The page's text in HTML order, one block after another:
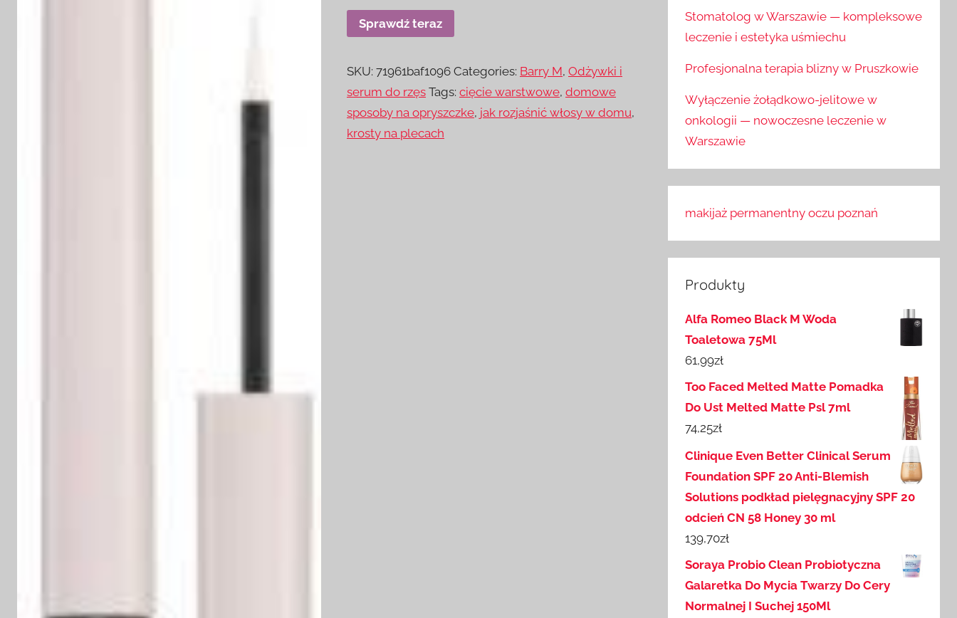
Sprawdź teraz
SKU:71961baf1096 Categories: Barry M,Odżywki i
serum do rzęs Tags:cięcie warstwowe,domowe
sposoby na opryszczke, jak rozjaśnić włosy w domu,
krosty na plecach
Stomatolog w Warszawie — kompleksowe
leczenie i estetyka uśmiechu
Profesjonalna terapia blizny w Pruszkowie
Wyłączenie żołądkowo-jelitowe w
onkologii — nowoczesne leczenie w
Warszawie
makijaż permanentny oczu poznań
Produkty
Alfa Romeo Black M Woda
Toaletowa 75Ml
61,99zł
Too Faced Melted Matte Pomadka
Do Ust Melted Matte Psl 7ml
74,25zł
Clinique Even Better Clinical Serum
Foundation SPF 20 Anti-Blemish
Solutions podkład pielęgnacyjny SPF 20
odcień CN 58 Honey 30 ml
139,70zł
Soraya Probio Clean Probiotyczna
Galaretka Do Mycia Twarzy Do Cery
Normalnej I Suchej 150Ml